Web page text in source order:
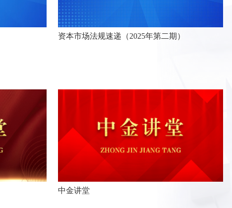
资本市场法规速递（2025年第二期）
中金讲堂